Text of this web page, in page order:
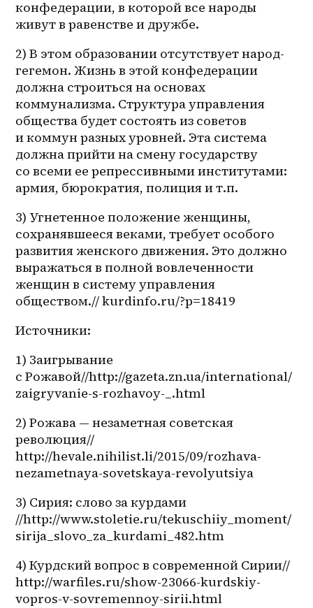
конфедерации, в которой все народы
живут в равенстве и дружбе.
2) В этом образовании отсутствует народ-
гегемон. Жизнь в этой конфедерации
должна строиться на основах
коммунализма. Структура управления
общества будет состоять из советов
и коммун разных уровней. Эта система
должна прийти на смену государству
со всеми ее репрессивными институтами:
армия, бюрократия, полиция и т.п.
3) Угнетенное положение женщины,
сохранявшееся веками, требует особого
развития женского движения. Это должно
выражаться в полной вовлеченности
женщин в систему управления
обществом.// kurdinfo.ru/?p=18419
Источники:
1) Заигрывание
с Рожавой//http://gazeta.zn.ua/international/
zaigryvanie-s-rozhavoy-_.html
2) Рожава — незаметная советская
революция//
http://hevale.nihilist.li/2015/09/rozhava-
nezametnaya-sovetskaya-revolyutsiya
3) Сирия: слово за курдами
//http://www.stoletie.ru/tekuschiiy_moment/
sirija_slovo_za_kurdami_482.htm
4) Курдский вопрос в современной Сирии//
http://warfiles.ru/show-23066-kurdskiy-
vopros-v-sovremennoy-sirii.html